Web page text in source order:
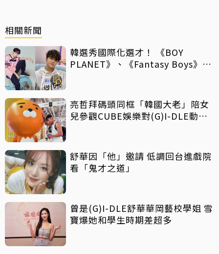
相關新聞
韓選秀國際化選才！ 《BOY
PLANET》、《Fantasy Boys》紛
亮哲拜碼頭同框「韓國大老」陪女
兒參觀CUBE娛樂對(G)I-DLE動心
舒華因「他」邀請 低調回台進戲院
看「鬼才之道」
曾是(G)I-DLE舒華華岡藝校學姐 雪
寶爆她和學生時期差超多